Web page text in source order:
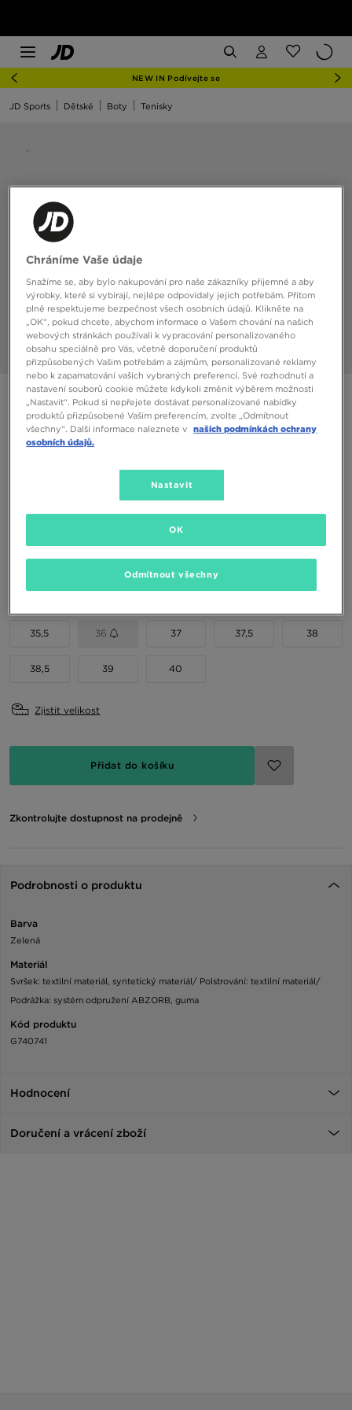
NEW IN Podívejte se
JD Sports Dětské Boty Tenisky
NEW BALANCE 740
1590 Kč
(Původní cena)
Vyberte velikost
EU US
35,5 36 37 37,5 38
38,5 39 40
Zjistit velikost
Přidat do košíku
Zkontrolujte dostupnost na prodejně
Podrobnosti o produktu
Barva
Zelená
Materiál
Svršek: textilní materiál, syntetický materiál/ Polstrování: textilní materiál/
Podrážka: systém odpružení ABZORB, guma
Kód produktu
G740741
Hodnocení
Doručení a vrácení zboží
Chráníme Vaše údaje
Snažíme se, aby bylo nakupování pro naše zákazníky příjemné a aby
výrobky, které si vybírají, nejlépe odpovídaly jejich potřebám. Přitom
plně respektujeme bezpečnost všech osobních údajů. Klikněte na
„OK“, pokud chcete, abychom informace o Vašem chování na našich
webových stránkách používali k vypracování personalizovaného
obsahu speciálně pro Vás, včetně doporučení produktů
přizpůsobených Vašim potřebám a zájmům, personalizované reklamy
nebo k zapamatování vašich vybraných preferencí. Své rozhodnutí a
nastavení souborů cookie můžete kdykoli změnit výběrem možnosti
„Nastavit“. Pokud si nepřejete dostávat personalizované nabídky
produktů přizpůsobené Vašim preferencím, zvolte „Odmítnout
všechny“. Další informace naleznete v našich podmínkách ochrany
osobních údajů.
Nastavit
Odmítnout všechny
OK